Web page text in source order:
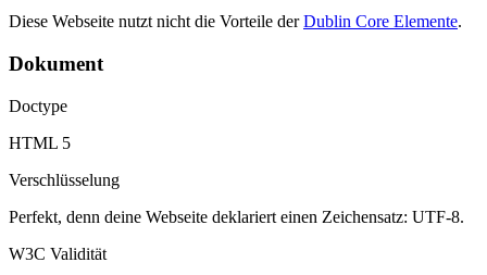
Diese Webseite nutzt nicht die Vorteile derDublin Core Elemente.
Dokument
Doctype
HTML 5
Verschlüsselung
Perfekt, denn deine Webseite deklariert einen Zeichensatz: UTF-8.
W3C Validität